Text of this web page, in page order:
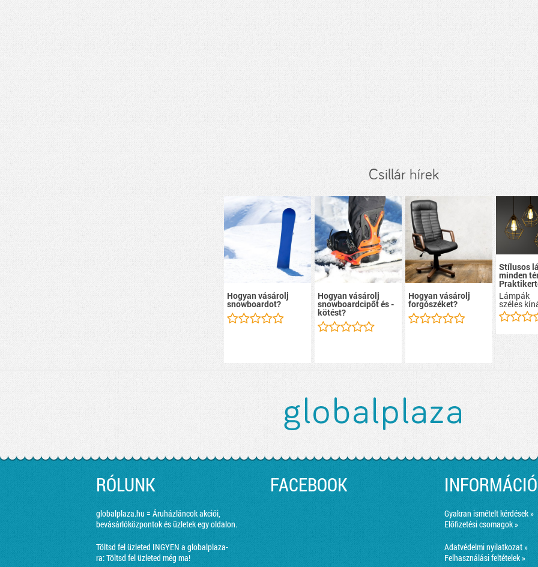
Csillár hírek
Hogyan vásárolj
snowboardot?
Hogyan vásárolj
snowboardcipőt és -
kötést?
Hogyan vásárolj
forgószéket?
Stílusos
minden
Lámpák
széles
RÓLUNK
globalplaza.hu = Áruházláncok akciói,
bevásárlóközpontok és üzletek egy oldalon.
Töltsd fel üzleted INGYEN a globalplaza-
ra:Töltsd fel üzleted még ma!
FACEBOOK INFORMÁCIÓ
Gyakran ismételt kérdések »
Előfizetési csomagok »
Adatvédelmi nyilatkozat »
Felhasználási feltételek »